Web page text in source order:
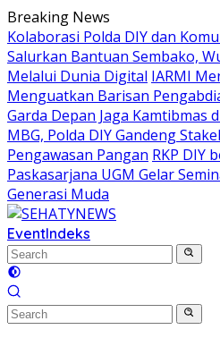
Skip
to
content
Breaking News
Kolaborasi Polda DIY dan
Salurkan Bantuan Sembako,
Melalui Dunia Digital IARMI
Menguatkan Barisan
Garda Depan Jaga Kamtibmas
MBG, Polda DIY Gandeng
Pengawasan Pangan RKP DIY
Paskasarjana UGM Gelar
Generasi Muda
EventIndeks